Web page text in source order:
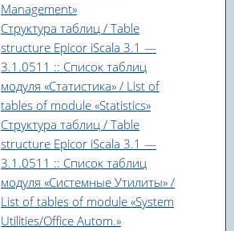
Management»
Структура таблиц / Table
structure Epicor iScala 3.1 —
3.1.0511 :: Список таблиц
модуля «Статистика» / List of
tables of module «Statistics»
Структура таблиц / Table
structure Epicor iScala 3.1 —
3.1.0511 :: Список таблиц
модуля «Системные Утилиты» /
List of tables of module «System
Utilities/Office Autom.»